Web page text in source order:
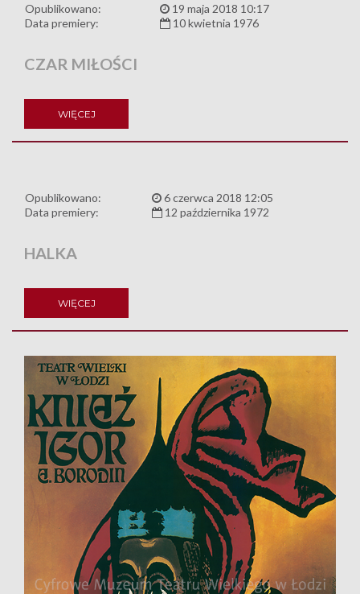
Opublikowano:
19 maja 2018 10:17
Data premiery:
10 kwietnia 1976
CZAR MIŁOŚCI
WIĘCEJ
Opublikowano:
6 czerwca 2018 12:05
Data premiery:
12 października 1972
HALKA
WIĘCEJ